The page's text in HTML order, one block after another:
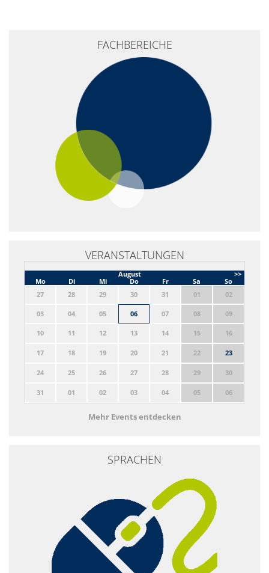
FACHBEREICHE
VERANSTALTUNGEN
>>
August
Mo
Di Mi Do Fr Sa
So
27
28 29 30 31 01 02
03 04 05 06 07 08 09
10 11 12 13 14 15 16
17 18 19 20 21 22 23
24 25 26 27 28 29 30
31 01 02 03 04 05 06
Mehr Events entdecken
SPRACHEN